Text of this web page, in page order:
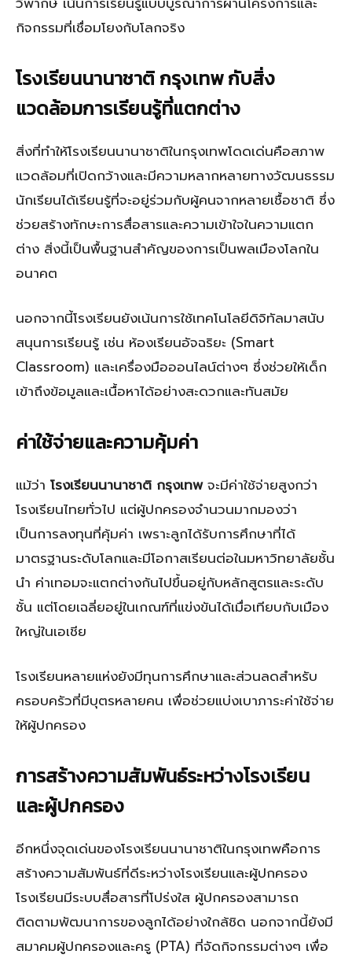
กิจกรรมที่เชื่อมโยงกับโลกจริง
โรงเรียนนานาชาติ กรุงเทพ กับสิ่ง
แวดล้อมการเรียนรู้ที่แตกต่าง
สิ่งที่ทำให้โรงเรียนนานาชาติในกรุงเทพโดดเด่นคือสภาพ
แวดล้อมที่เปิดกว้างและมีความหลากหลายทางวัฒนธรรม
นักเรียนได้เรียนรู้ที่จะอยู่ร่วมกับผู้คนจากหลายเชื้อชาติ ซึ่ง
ช่วยสร้างทักษะการสื่อสารและความเข้าใจในความแตก
ต่าง สิ่งนี้เป็นพื้นฐานสำคัญของการเป็นพลเมืองโลกใน
อนาคต
นอกจากนี้โรงเรียนยังเน้นการใช้เทคโนโลยีดิจิทัลมาสนับ
สนุนการเรียนรู้ เช่น ห้องเรียนอัจฉริยะ (Smart
Classroom) และเครื่องมือออนไลน์ต่างๆ ซึ่งช่วยให้เด็ก
เข้าถึงข้อมูลและเนื้อหาได้อย่างสะดวกและทันสมัย
ค่าใช้จ่ายและความคุ้มค่า
แม้ว่า โรงเรียนนานาชาติ กรุงเทพจะมีค่าใช้จ่ายสูงกว่า
โรงเรียนไทยทั่วไป แต่ผู้ปกครองจำนวนมากมองว่า
เป็นการลงทุนที่คุ้มค่า เพราะลูกได้รับการศึกษาที่ได้
มาตรฐานระดับโลกและมีโอกาสเรียนต่อในมหาวิทยาลัยชั้น
นำ ค่าเทอมจะแตกต่างกันไปขึ้นอยู่กับหลักสูตรและระดับ
ชั้น แต่โดยเฉลี่ยอยู่ในเกณฑ์ที่แข่งขันได้เมื่อเทียบกับเมือง
ใหญ่ในเอเชีย
โรงเรียนหลายแห่งยังมีทุนการศึกษาและส่วนลดสำหรับ
ครอบครัวที่มีบุตรหลายคน เพื่อช่วยแบ่งเบาภาระค่าใช้จ่าย
ให้ผู้ปกครอง
การสร้างความสัมพันธ์ระหว่างโรงเรียน
และผู้ปกครอง
อีกหนึ่งจุดเด่นของโรงเรียนนานาชาติในกรุงเทพคือการ
สร้างความสัมพันธ์ที่ดีระหว่างโรงเรียนและผู้ปกครอง
โรงเรียนมีระบบสื่อสารที่โปร่งใส ผู้ปกครองสามารถ
ติดตามพัฒนาการของลูกได้อย่างใกล้ชิด นอกจากนี้ยังมี
สมาคมผู้ปกครองและครู (PTA) ที่จัดกิจกรรมต่างๆ เพื่อ